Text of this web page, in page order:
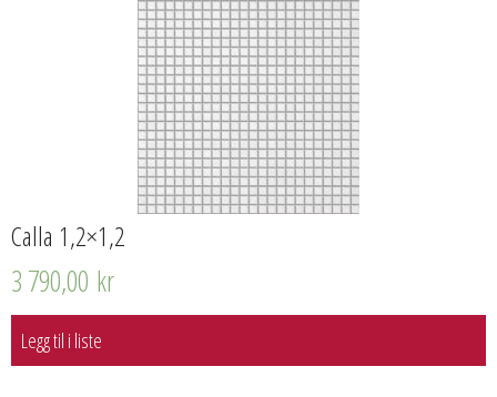
Calla 1,2×1,2
3 790,00 kr
Legg til i liste